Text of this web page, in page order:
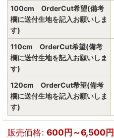
100cm OrderCut希望(備考
欄に送付生地を記入お願いしま
す)
110cm OrderCut希望(備考
欄に送付生地を記入お願いしま
す)
120cm OrderCut希望(備考
欄に送付生地を記入お願いしま
す)
販売価格: 600円～6,500円